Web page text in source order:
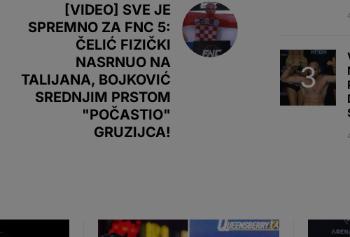
[VIDEO] SVE JE
SPREMNO ZA FNC 5:
ČELIĆ FIZIČKI
NASRNUO NA
TALIJANA, BOJKOVIĆ
SREDNJIM PRSTOM
"POČASTIO"
GRUZIJCA!